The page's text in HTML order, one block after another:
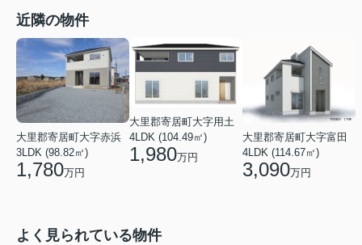
近隣の物件
大里郡寄居町大字赤浜
3LDK (98.82㎡)
1,780万円
大里郡寄居町大字用土
4LDK (104.49㎡)
1,980万円
大里郡寄居町大字富田
4LDK (114.67㎡)
3,090万円
よく見られている物件